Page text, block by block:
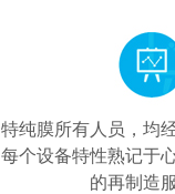
特纯膜所有人员，均
每个设备特性熟记于
的再制造